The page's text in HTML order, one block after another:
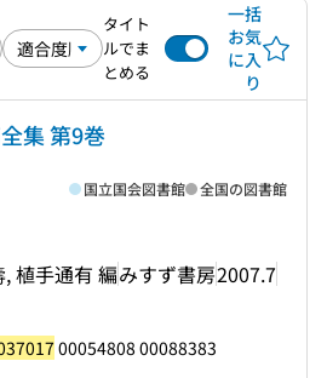
タイト
ルでま
とめる
一括
お気
に入
り
集 第9巻
植手通有 編みすず書房2007.7
国立国会図書館 全国の図書館
00054808 00088383